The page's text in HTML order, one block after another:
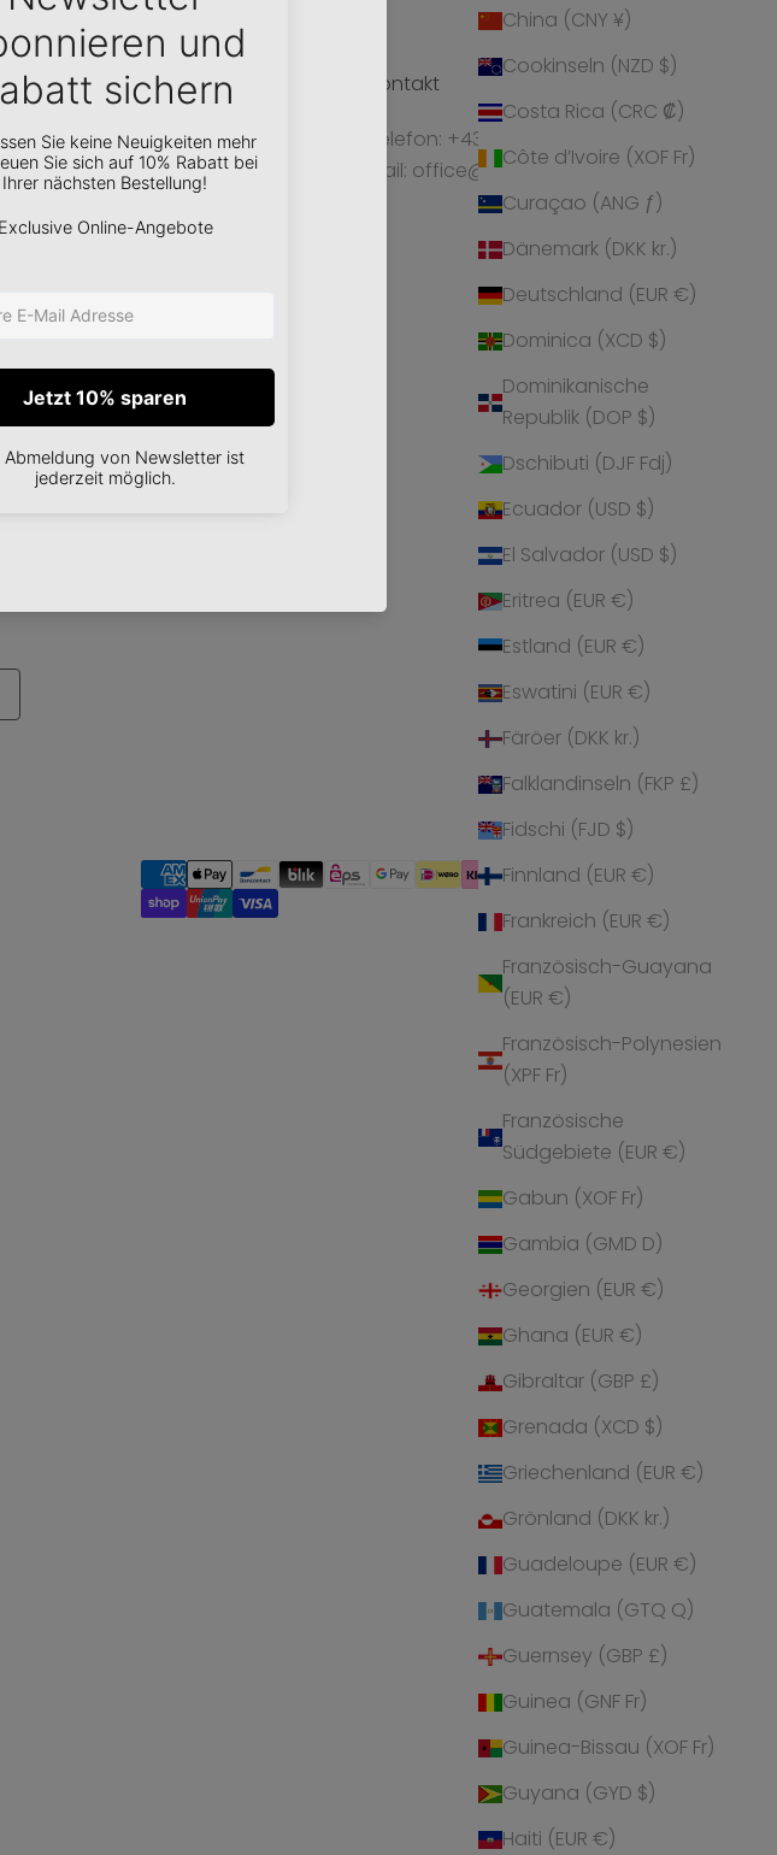
China (CNY ¥)
Cookinseln (NZD $)
Costa Rica (CRC ₡)
Côte d’Ivoire (XOF Fr)
Curaçao (ANG ƒ)
Dänemark (DKK kr.)
Deutschland (EUR €)
Dominica (XCD $)
Dominikanische
Republik (DOP $)
Dschibuti (DJF Fdj)
Ecuador (USD $)
El Salvador (USD $)
Eritrea (EUR €)
Estland (EUR €)
Eswatini (EUR €)
Färöer (DKK kr.)
Falklandinseln (FKP £)
Fidschi (FJD $)
Finnland (EUR €)
Frankreich (EUR €)
Französisch-Guayana
(EUR €)
Französisch-Polynesien
(XPF Fr)
Französische
Südgebiete (EUR €)
Gabun (XOF Fr)
Gambia (GMD D)
Georgien (EUR €)
Ghana (EUR €)
Gibraltar (GBP £)
Grenada (XCD $)
Griechenland (EUR €)
Grönland (DKK kr.)
Guadeloupe (EUR €)
Guatemala (GTQ Q)
Guernsey (GBP £)
Guinea (GNF Fr)
Guinea-Bissau (XOF Fr)
Guyana (GYD $)
Haiti (EUR €)
Newsletter
Inspiration, Sonderaktionen und
vieles mehr. Werde Teil
ALP-Community, bringe
dich persönlich ein und entscheide
ABONNIEREN
Kontakt
Telefon: +43 5224 55550
Mail: office@crystalp.com